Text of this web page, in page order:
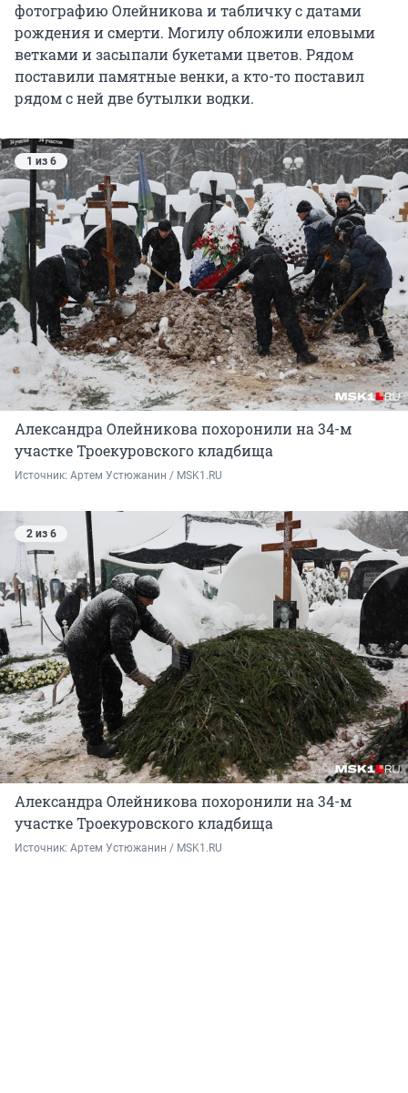
фотографию Олейникова и табличку с датами
рождения и смерти. Могилу обложили еловыми
ветками и засыпали букетами цветов. Рядом
поставили памятные венки, а кто-то поставил
рядом с ней две бутылки водки.
1 из 6
Александра Олейникова похоронили на 34-м
участке Троекуровского кладбища
Источник: Артем Устюжанин / MSK1.RU
2 из 6
Александра Олейникова похоронили на 34-м
участке Троекуровского кладбища
Источник: Артем Устюжанин / MSK1.RU